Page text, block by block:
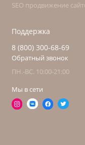
SEO продвижение
Поддержка
8 (800) 300-68-69
Обратный звонок
ПН.-ВС. 10:00-21:00
Мы в сети